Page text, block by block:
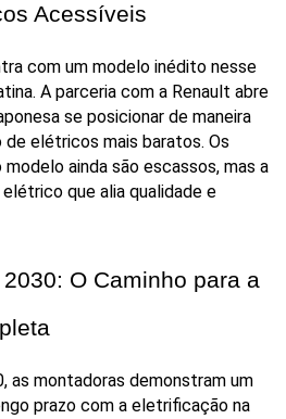
Acessíveis
com um modelo inédito nesse
A parceria com a Renault abre
se posicionar de maneira
elétricos mais baratos. Os
ainda são escassos, mas a
que alia qualidade e
O Caminho para a
as montadoras demonstram um
prazo com a eletrificação na